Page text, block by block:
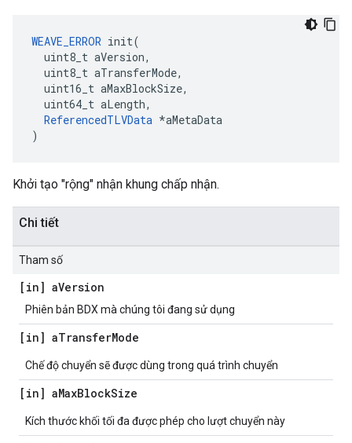
WEAVE_ERROR init(
  uint8_t aVersion,
  uint8_t aTransferMode,
  uint16_t aMaxBlockSize,
  uint64_t aLength,
ReferencedTLVData *aMetaData
)
Khởi tạo "rộng" nhận khung chấp nhận.
Chi tiết
Tham số
[in] aVersion
Phiên bản BDX mà chúng tôi đang sử dụng
[in] aTransferMode
Chế độ chuyển sẽ được dùng trong quá trình chuyển
[in] aMaxBlockSize
Kích thước khối tối đa được phép cho lượt chuyển này